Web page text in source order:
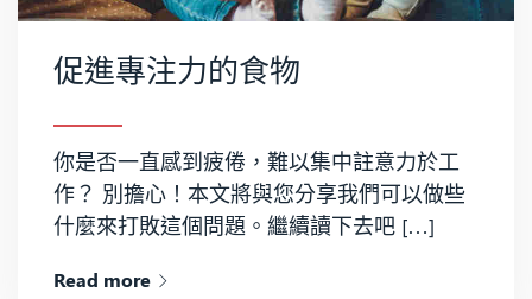
促進專注力的食物
你是否一直感到疲倦，難以集中註意力於工
作？ 別擔心！本文將與您分享我們可以做些
什麼來打敗這個問題。繼續讀下去吧 […]
Read more